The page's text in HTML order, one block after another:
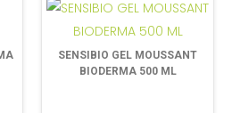
SENSIBIO GEL MOUSSANT
BIODERMA 500 ML